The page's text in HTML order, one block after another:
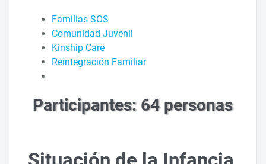
Familias SOS
Comunidad Juvenil
Kinship Care
Reintegración Familiar
Participantes: 64 personas